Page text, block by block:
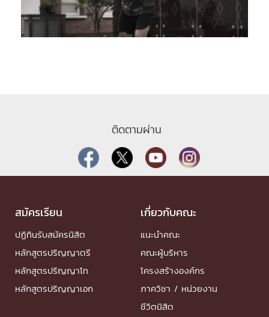
ติดตามผ่าน
สมัครเรียน
ปฏิทินรับสมัครนิสิต
หลักสูตรปริญญาตรี
หลักสูตรปริญญาโท
หลักสูตรปริญญาเอก
เกี่ยวกับคณะ
แนะนำคณะ
คณะผู้บริหาร
โครงสร้างองค์กร
ภาควิชา / หน่วยงาน
ชีวิตนิสิต